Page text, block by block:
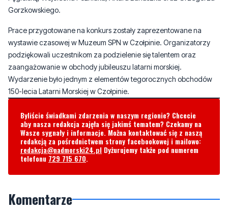
wystawie czasowej w Muzeum SPN w Czołpinie. Organizatorzy
zaangażowanie w obchody jubileuszu latarni morskiej.
Wydarzenie było jednym z elementów tegorocznych obchodów
150-lecia Latarni Morskiej w Czołpinie.
Byliście świadkami zdarzenia w naszym regionie? Chcecie
aby nasza redakcja zajęła się jakimś tematem? Czekamy na
Wasze sygnały i informacje. Można kontaktować się z naszą
redakcja@nadmorski24.plDyżurujemy także pod numerem
telefonu729 715 670.
Komentarze
Napisz swój komentarz